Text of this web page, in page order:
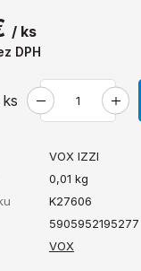
/ ks
DPH
ks
VOX IZZI
0,01 kg
K27606
5905952195277
VOX